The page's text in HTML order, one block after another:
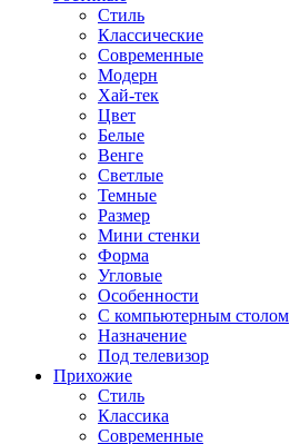
Стиль
Классические
Современные
Модерн
Хай-тек
Цвет
Белые
Венге
Светлые
Темные
Размер
Мини стенки
Форма
Угловые
Особенности
С компьютерным столом
Назначение
Под телевизор
Прихожие
Стиль
Классика
Современные